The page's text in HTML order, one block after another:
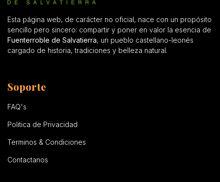
Esta página web, de carácter no oficial, nace con un propósito
sencillo pero sincero: compartir y poner en valor la esencia de
Fuenterroble de Salvatierra, un pueblo castellano-leonés
cargado de historia, tradiciones y belleza natural.
Soporte
FAQ's
Politica de Privacidad
Terminos & Condiciones
Contactanos